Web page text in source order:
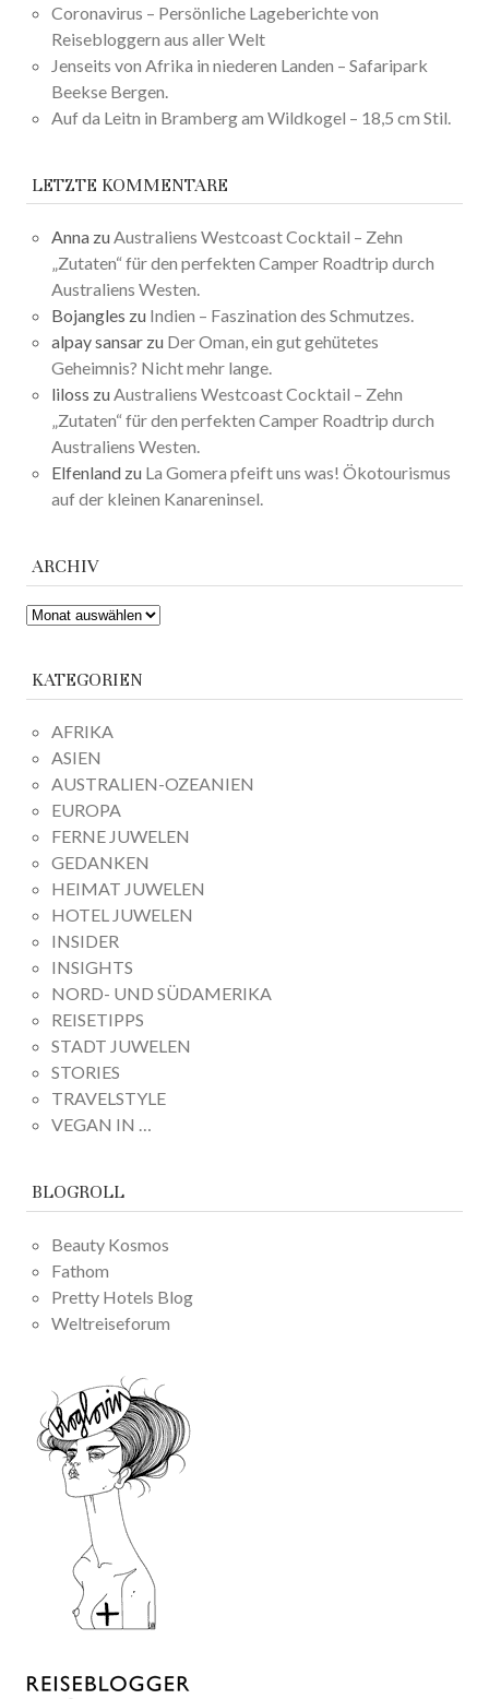
Coronavirus – Persönliche Lageberichte von
Reisebloggern aus aller Welt
Jenseits von Afrika in niederen Landen – Safaripark
Beekse Bergen.
Auf da Leitn in Bramberg am Wildkogel – 18,5 cm Stil.
LETZTE KOMMENTARE
Anna zuAustraliens Westcoast Cocktail – Zehn
„Zutaten“ für den perfekten Camper Roadtrip durch
Australiens Westen.
Bojangles zu Indien – Faszination des Schmutzes.
alpay sansar zu Der Oman, ein gut gehütetes
Geheimnis? Nicht mehr lange.
liloss zuAustraliens Westcoast Cocktail – Zehn
„Zutaten“ für den perfekten Camper Roadtrip durch
Australiens Westen.
Elfenland zu La Gomera pfeift uns was! Ökotourismus
auf der kleinen Kanareninsel.
ARCHIV
ARCHIV
KATEGORIEN
AFRIKA
ASIEN
AUSTRALIEN-OZEANIEN
EUROPA
FERNE JUWELEN
GEDANKEN
HEIMAT JUWELEN
HOTEL JUWELEN
INSIDER
INSIGHTS
NORD- UND SÜDAMERIKA
REISETIPPS
STADT JUWELEN
STORIES
TRAVELSTYLE
VEGAN IN …
BLOGROLL
Beauty Kosmos
Fathom
Pretty Hotels Blog
Weltreiseforum